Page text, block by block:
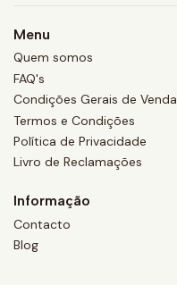
Menu
Quem somos
FAQ's
Condições Gerais de Venda
Termos e Condições
Política de Privacidade
Livro de Reclamações
Informação
Contacto
Blog